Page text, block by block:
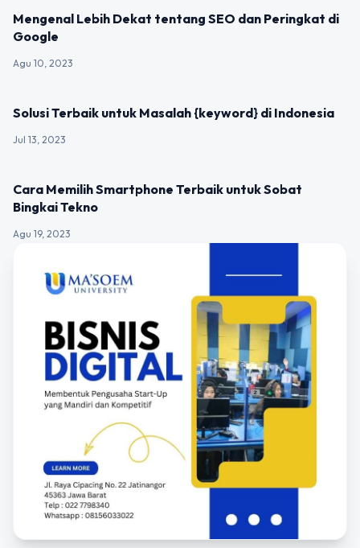
Mengenal Lebih Dekat tentang SEO dan Peringkat di
Google
Agu 10, 2023
Solusi Terbaik untuk Masalah {keyword} di Indonesia
Jul 13, 2023
Cara Memilih Smartphone Terbaik untuk Sobat
Bingkai Tekno
Agu 19, 2023